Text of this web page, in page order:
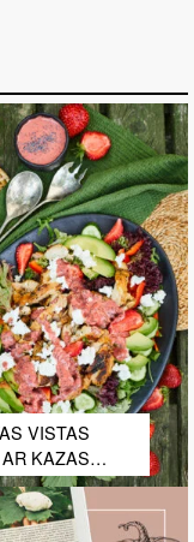
VISTAS
KAZAS
ZEMEŅU UN
MĒRCI